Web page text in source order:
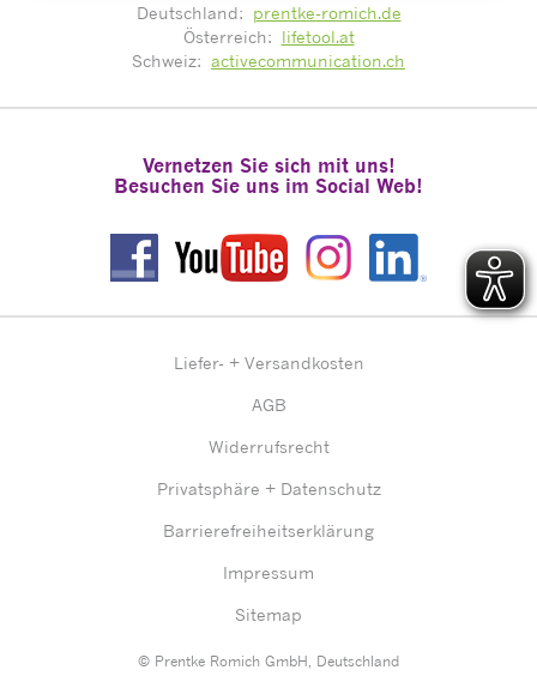
Deutschland: prentke-romich.de
Österreich: lifetool.at
Schweiz: activecommunication.ch
Vernetzen Sie sich mit uns!
Besuchen Sie uns im Social Web!
Liefer- + Versandkosten
AGB
Widerrufsrecht
Privatsphäre + Datenschutz
Barrierefreiheitserklärung
Impressum
Sitemap
© Prentke Romich GmbH, Deutschland